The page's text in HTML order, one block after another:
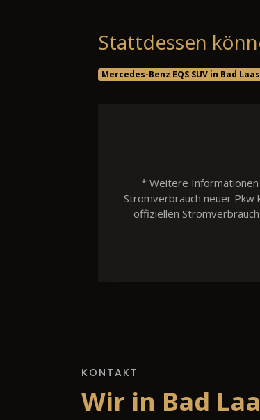
Stattdessen
Mercedes-Benz EQS SUV in Bad
* Weitere
Stromverbrauch neuer
offiziellen
KONTAKT
Wir in Bad